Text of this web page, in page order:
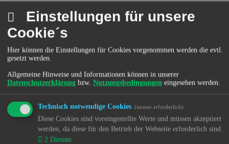
4. General Public License
Du nimmst zur Kenntnis, dass es sich bei phpBB um eine
bereitgestellten Foren-Software von phpBB Limited
(www.phpbb.com) handelt; deutschsprachige Informationen
werden durch die deutschsprachige Community unter
www.phpbb.de zur Verfügung gestellt. Beide haben keinen
Einfluss auf die Art und Weise, wie die Software verwendet
für bestimmte Zwecke nicht untersagen oder auf Inhalte
fremder Foren Einfluss nehmen.
5. Gewährleistung
Einstellungen für unsere
Cookie´s
Hier können die Einstellungen für Cookies vorgenommen werden die evtl.
gesetzt werden.
Allgemeine Hinweise und Informationen können in unserer
Datenschutzerklärung bzw. Nutzungsbedingungen eingesehen werden.
Technisch notwendige Cookies (immer erforderlich)
Diese Cookies sind voreingestellte Werte und müssen akzeptiert
werden, da diese für den Betrieb der Webseite erforderlich sind.
2 Dienste